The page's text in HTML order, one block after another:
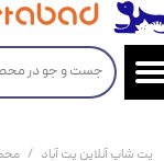
پت شاپ آنلاین پت آباد